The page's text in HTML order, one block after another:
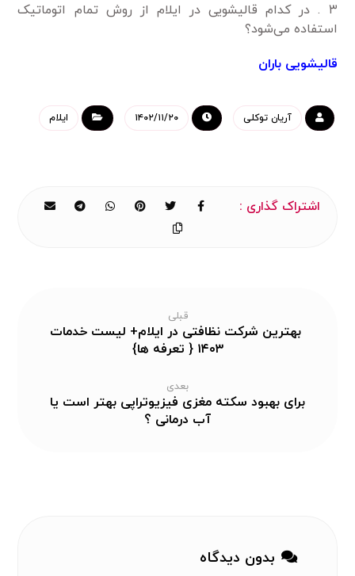
۳ . در کدام قالیشویی در ایلام از روش تمام اتوماتیک
استفاده می‌شود؟
قالیشویی باران
آریان توکلی ۱۴۰۲/۱۱/۲۰ ایلام
قبلی
بهترین شرکت نظافتی در ایلام+ لیست خدمات
۱۴۰۳ { تعرفه ها}
بعدی
برای بهبود سکته مغزی فیزیوتراپی بهتر است یا
آب درمانی ؟
بدون دیدگاه